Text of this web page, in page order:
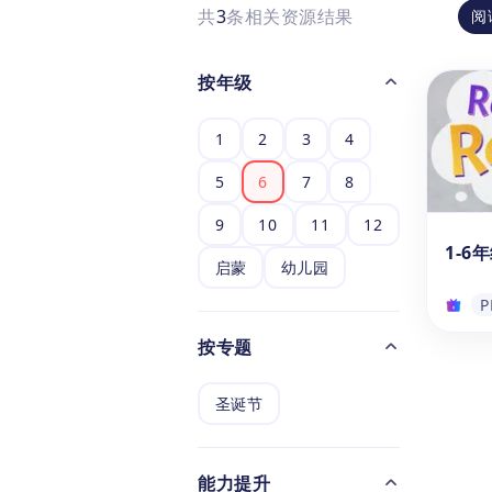
共3条相关资源结果 阅
按年级
1 2 3 4
5 6 7 8
9 10 11 12
启蒙 幼儿园
按专题
圣诞节
能力提升
1-6